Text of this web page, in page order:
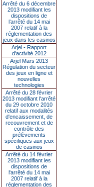
Arrêté du 6 décembre
2013 modifiant les
dispositions de
l’arrêté du 14 mai
2007 relatif à la
réglementation des
jeux dans les casinos
Arjel - Rapport
d'activité 2012
Arjel Mars 2013
Régulation du secteur
des jeux en ligne et
nouvelles
technologies
Arrêté du 28 février
2013 modifiant l'arrêté
du 29 octobre 2010
relatif aux modalités
d'encaissement, de
recouvrement et de
contrôle des
prélèvements
spécifiques aux jeux
de casinos
Arrêté du 14 février
2013 modifiant les
dispositions de
l'arrêté du 14 mai
2007 relatif à la
réglementation des